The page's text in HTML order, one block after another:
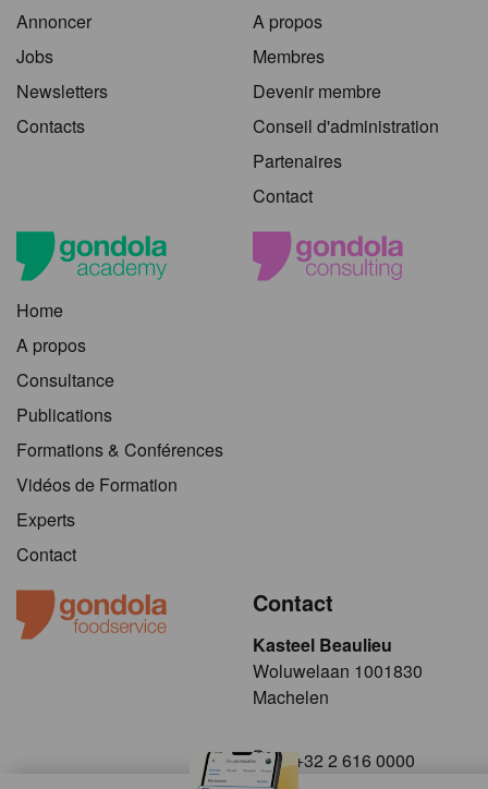
Annoncer
Jobs
Newsletters
Contacts
A propos
Membres
Devenir membre
Conseil d'administration
Partenaires
Contact
Home
A propos
Consultance
Publications
Formations & Conférences
Vidéos de Formation
Experts
Contact
Contact
Kasteel Beaulieu
​​​Woluwelaan 1001830
Machelen
+32 2 616 0000